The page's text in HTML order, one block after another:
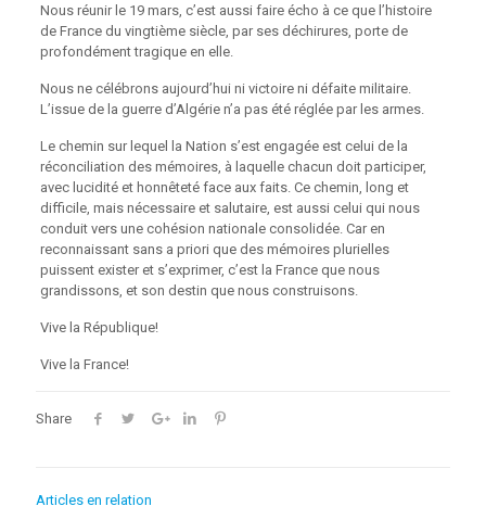
Nous réunir le 19 mars, c’est aussi faire écho à ce que l’histoire
de France du vingtième siècle, par ses déchirures, porte de
profondément tragique en elle.
Nous ne célébrons aujourd’hui ni victoire ni défaite militaire.
L’issue de la guerre d’Algérie n’a pas été réglée par les armes.
Le chemin sur lequel la Nation s’est engagée est celui de la
réconciliation des mémoires, à laquelle chacun doit participer,
avec lucidité et honnêteté face aux faits. Ce chemin, long et
difficile, mais nécessaire et salutaire, est aussi celui qui nous
conduit vers une cohésion nationale consolidée. Car en
reconnaissant sans a priori que des mémoires plurielles
puissent exister et s’exprimer, c’est la France que nous
grandissons, et son destin que nous construisons.
Vive la République!
Vive la France!
Share
Articles en relation